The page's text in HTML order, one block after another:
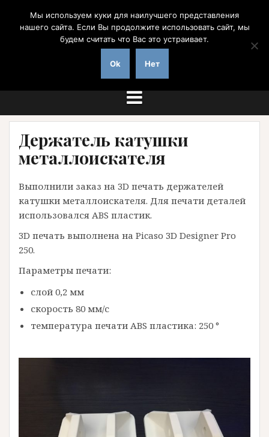
содержимому
на заказ с доставкой по России
Держатель катушки
металлоискателя
Выполнили заказ на 3D печать держателей
катушки металлоискателя. Для печати деталей
использовался ABS пластик.
3D печать выполнена на Picaso 3D Designer Pro
250.
Параметры печати:
слой 0,2 мм
скорость 80 мм/с
температура печати ABS пластика: 250 °
Мы используем куки для наилучшего представления
нашего сайта. Если Вы продолжите использовать сайт, мы
будем считать что Вас это устраивает.
Ok Нет